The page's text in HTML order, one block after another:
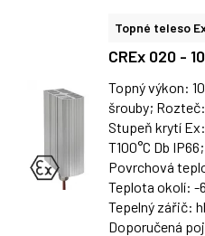
Topné teleso
CREx 020 -
Topný výkon:
šrouby;
Stupeň krytí Ex:
T100°C Db IP66;
Povrchová
Teplota okolí: -
Tepelný zářič:
Doporučená